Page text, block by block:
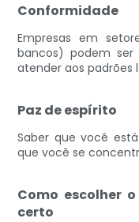
Conformidade
Empresas em
bancos) podem ser
atender aos padrões
Paz de espírito
Saber que você
que você se
Como escolher
certo